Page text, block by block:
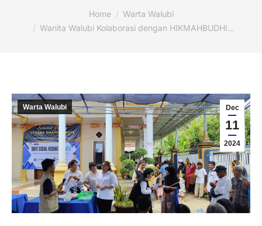
Home
Warta Walubi
Wanita Walubi Kolaborasi dengan HIKMAHBUDHI…
Dec
11
2024
Warta Walubi